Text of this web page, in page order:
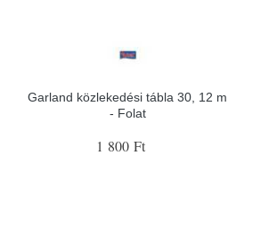
Garland közlekedési tábla 30, 12 m
- Folat
1 800 Ft